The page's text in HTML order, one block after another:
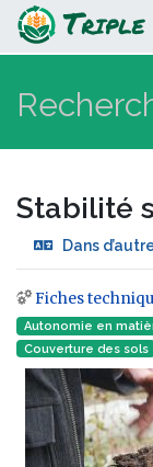
Stabilité
Dans
Aller à :
Fiches
Autonomie en
Couverture des sols